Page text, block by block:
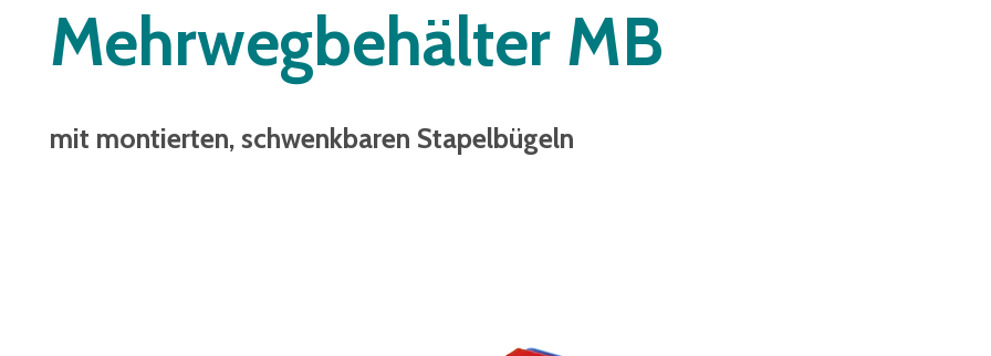
Mehrwegbehälter MB
mit montierten, schwenkbaren Stapelbügeln